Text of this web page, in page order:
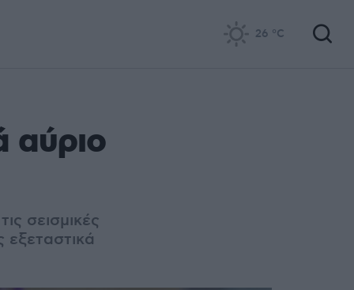
26 °C
αύριο
σεισμικές